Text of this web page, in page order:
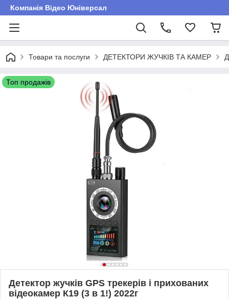
Компанія Відео Юніверсал
Товари та послуги ДЕТЕКТОРИ ЖУЧКІВ ТА КАМЕР
Топ продажів
Детектор жучків GPS трекерів і прихованих
відеокамер К19 (3 в 1!) 2022г